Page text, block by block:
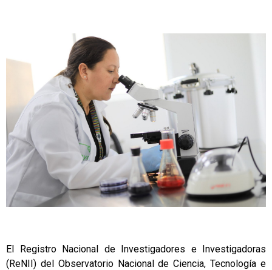
El Registro Nacional de Investigadores e Investigadoras
(ReNII) del Observatorio Nacional de Ciencia, Tecnología e